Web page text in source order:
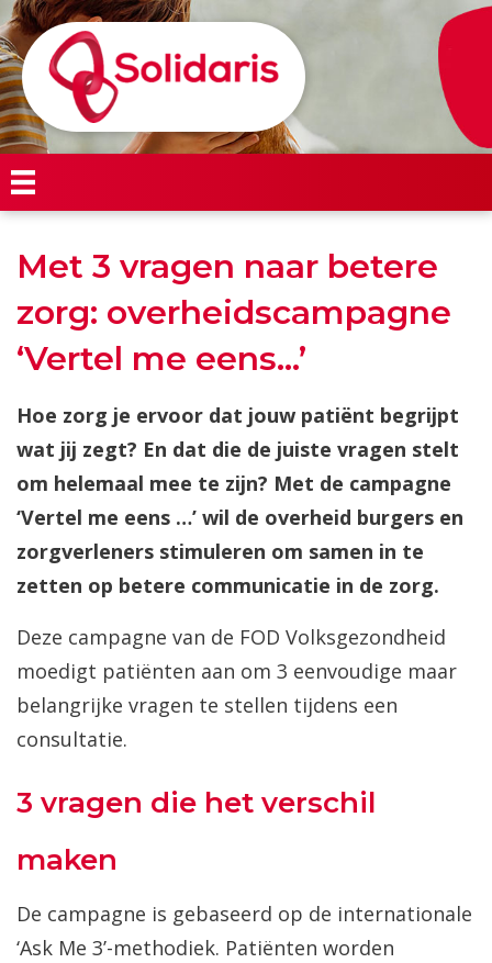
Met 3 vragen naar betere
zorg: overheidscampagne
‘Vertel me eens…’
Hoe zorg je ervoor dat jouw patiënt begrijpt
wat jij zegt? En dat die de juiste vragen stelt
om helemaal mee te zijn? Met de campagne
‘Vertel me eens …’ wil de overheid burgers en
zorgverleners stimuleren om samen in te
zetten op betere communicatie in de zorg.
Deze campagne van de FOD Volksgezondheid
moedigt patiënten aan om 3 eenvoudige maar
belangrijke vragen te stellen tijdens een
consultatie.
3 vragen die het verschil
maken
De campagne is gebaseerd op de internationale
‘Ask Me 3’-methodiek. Patiënten worden